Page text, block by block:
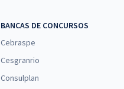
BANCAS DE CONCURSOS
Cebraspe
Cesgranrio
Consulplan